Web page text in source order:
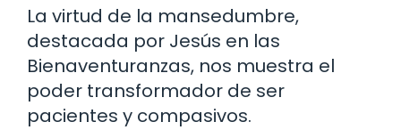
La virtud de la mansedumbre,
destacada por Jesús en las
Bienaventuranzas, nos muestra el
poder transformador de ser
pacientes y compasivos.